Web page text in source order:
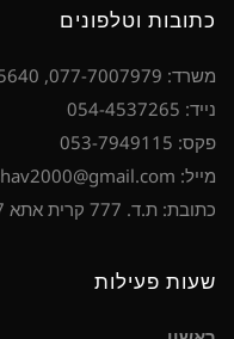
כתובות וטלפונים
משרד: 077-7007979, 04-8445640
נייד: 054-4537265
פקס: 053-7949115
מייל: mashav2000@gmail.com
כתובת: ת.ד. 777 קרית אתא 28107
שעות פעילות